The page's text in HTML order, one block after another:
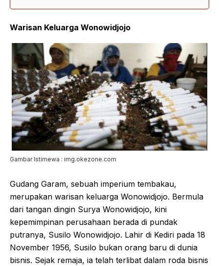
Warisan Keluarga Wonowidjojo
Gambar Istimewa : img.okezone.com
Gudang Garam, sebuah imperium tembakau,
merupakan warisan keluarga Wonowidjojo. Bermula
dari tangan dingin Surya Wonowidjojo, kini
kepemimpinan perusahaan berada di pundak
putranya, Susilo Wonowidjojo. Lahir di Kediri pada 18
November 1956, Susilo bukan orang baru di dunia
bisnis. Sejak remaja, ia telah terlibat dalam roda bisnis